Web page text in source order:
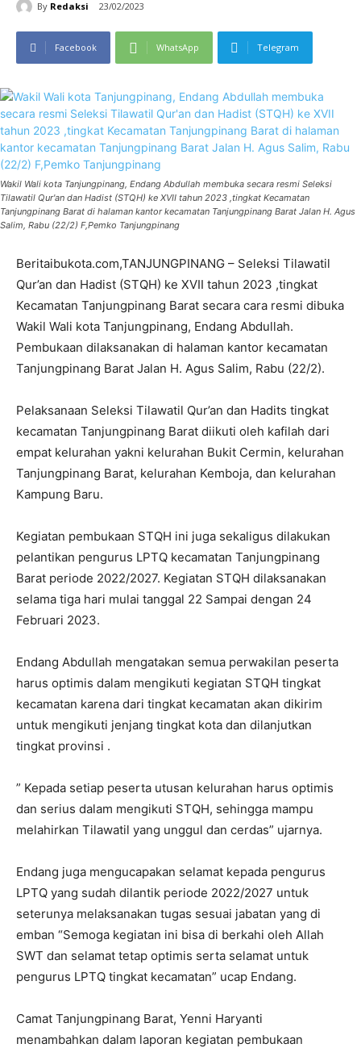
By Redaksi 23/02/2023
Facebook WhatsApp Telegram
Wakil Wali kota Tanjungpinang, Endang Abdullah membuka secara resmi Seleksi
Tilawatil Qur'an dan Hadist (STQH) ke XVII tahun 2023 ,tingkat Kecamatan
Tanjungpinang Barat di halaman kantor kecamatan Tanjungpinang Barat Jalan H. Agus
Salim, Rabu (22/2) F,Pemko Tanjungpinang
Beritaibukota.com,TANJUNGPINANG – Seleksi Tilawatil
Qur’an dan Hadist (STQH) ke XVII tahun 2023 ,tingkat
Kecamatan Tanjungpinang Barat secara cara resmi dibuka
Wakil Wali kota Tanjungpinang, Endang Abdullah.
Pembukaan dilaksanakan di halaman kantor kecamatan
Tanjungpinang Barat Jalan H. Agus Salim, Rabu (22/2).
Pelaksanaan Seleksi Tilawatil Qur’an dan Hadits tingkat
kecamatan Tanjungpinang Barat diikuti oleh kafilah dari
empat kelurahan yakni kelurahan Bukit Cermin, kelurahan
Tanjungpinang Barat, kelurahan Kemboja, dan kelurahan
Kampung Baru.
Kegiatan pembukaan STQH ini juga sekaligus dilakukan
pelantikan pengurus LPTQ kecamatan Tanjungpinang
Barat periode 2022/2027. Kegiatan STQH dilaksanakan
selama tiga hari mulai tanggal 22 Sampai dengan 24
Februari 2023.
Endang Abdullah mengatakan semua perwakilan peserta
harus optimis dalam mengikuti kegiatan STQH tingkat
kecamatan karena dari tingkat kecamatan akan dikirim
untuk mengikuti jenjang tingkat kota dan dilanjutkan
tingkat provinsi .
” Kepada setiap peserta utusan kelurahan harus optimis
dan serius dalam mengikuti STQH, sehingga mampu
melahirkan Tilawatil yang unggul dan cerdas” ujarnya.
Endang juga mengucapakan selamat kepada pengurus
LPTQ yang sudah dilantik periode 2022/2027 untuk
seterunya melaksanakan tugas sesuai jabatan yang di
emban “Semoga kegiatan ini bisa di berkahi oleh Allah
SWT dan selamat tetap optimis serta selamat untuk
pengurus LPTQ tingkat kecamatan” ucap Endang.
Camat Tanjungpinang Barat, Yenni Haryanti
menambahkan dalam laporan kegiatan pembukaan